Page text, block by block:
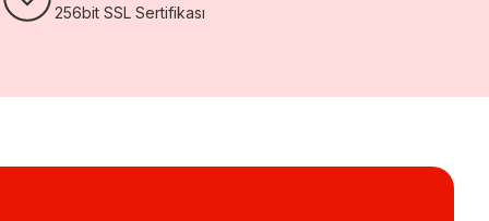
256bit SSL Sertifikası